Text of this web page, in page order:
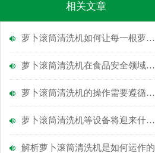
相关文章
萝卜滚筒清洗机如何让每一根萝卜都“容光焕发”？
萝卜滚筒清洗机在食品安全领域的重要性分析
萝卜滚筒清洗机的操作需要遵循的要求
萝卜滚筒清洗机等设备将迎来什么挑战
解析萝卜滚筒清洗机是如何运作的